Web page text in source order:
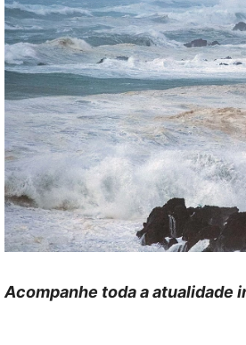
Acompanhe toda a atualidade